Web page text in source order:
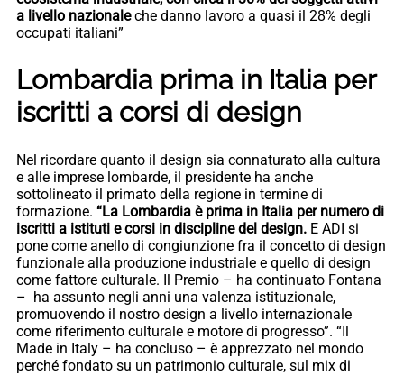
a livello nazionaleche danno lavoro a quasi il 28% degli
occupati italiani”
Lombardia prima in Italia per
iscritti a corsi di design
Nel ricordare quanto il design sia connaturato alla cultura
e alle imprese lombarde, il presidente ha anche
sottolineato il primato della regione in termine di
formazione. “La Lombardia è prima in Italia per numero di
iscritti a istituti e corsi in discipline del design. E ADI si
pone come anello di congiunzione fra il concetto di design
funzionale alla produzione industriale e quello di design
come fattore culturale. Il Premio – ha continuato Fontana
– ha assunto negli anni una valenza istituzionale,
promuovendo il nostro design a livello internazionale
come riferimento culturale e motore di progresso”. “Il
Made in Italy – ha concluso – è apprezzato nel mondo
perché fondato su un patrimonio culturale, sul mix di